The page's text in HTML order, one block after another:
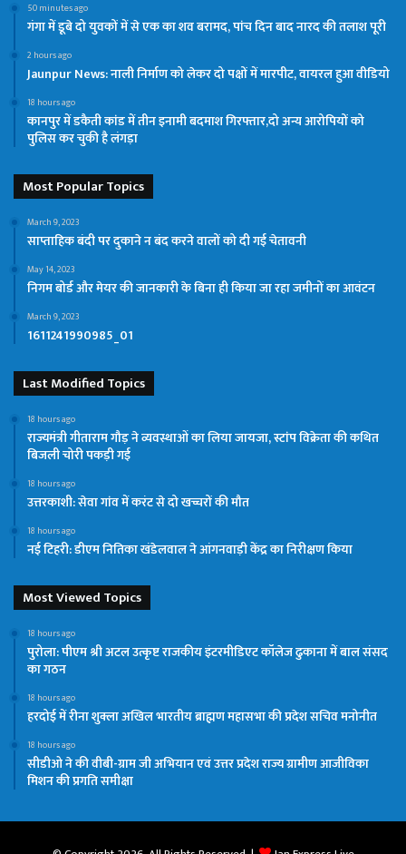
50 minutes ago
गंगा में डूबे दो युवकों में से एक का शव बरामद, पांच दिन बाद नारद की तलाश पूरी
2 hours ago
Jaunpur News: नाली निर्माण को लेकर दो पक्षों में मारपीट, वायरल हुआ वीडियो
18 hours ago
कानपुर में डकैती कांड में तीन इनामी बदमाश गिरफ्तार,दो अन्य आरोपियों को
पुलिस कर चुकी है लंगड़ा
Most Popular Topics
March 9, 2023
साप्ताहिक बंदी पर दुकाने न बंद करने वालों को दी गई चेतावनी
May 14, 2023
निगम बोर्ड और मेयर की जानकारी के बिना ही किया जा रहा जमीनों का आवंटन
March 9, 2023
1611241990985_01
Last Modified Topics
18 hours ago
राज्यमंत्री गीताराम गौड़ ने व्यवस्थाओं का लिया जायजा, स्टांप विक्रेता की कथित
बिजली चोरी पकड़ी गई
18 hours ago
उत्तरकाशी: सेवा गांव में करंट से दो खच्चरों की मौत
18 hours ago
नई टिहरी: डीएम नितिका खंडेलवाल ने आंगनवाड़ी केंद्र का निरीक्षण किया
Most Viewed Topics
18 hours ago
पुरोला: पीएम श्री अटल उत्कृष्ट राजकीय इंटरमीडिएट कॉलेज ढुकाना में बाल संसद
का गठन
18 hours ago
हरदोई में रीना शुक्ला अखिल भारतीय ब्राह्मण महासभा की प्रदेश सचिव मनोनीत
18 hours ago
सीडीओ ने की वीबी-ग्राम जी अभियान एवं उत्तर प्रदेश राज्य ग्रामीण आजीविका
मिशन की प्रगति समीक्षा